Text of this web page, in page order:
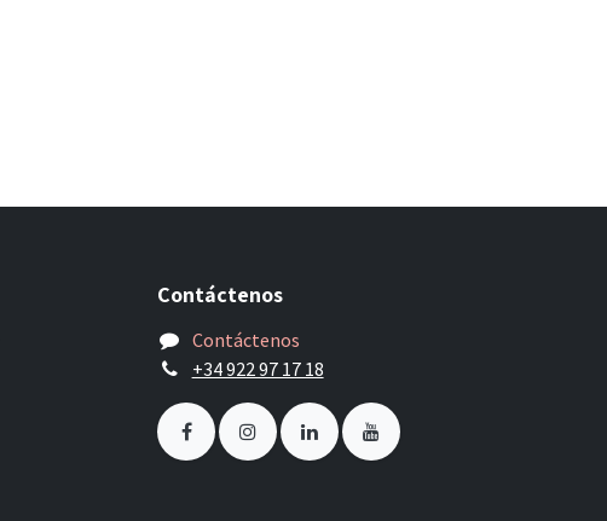
Contáctenos
Contáctenos
+34 922 97 17 18